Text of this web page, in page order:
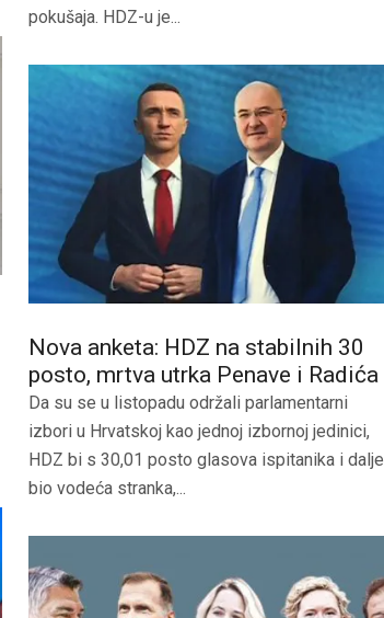
pokušaja. HDZ-u je...
Nova anketa: HDZ na stabilnih 30
posto, mrtva utrka Penave i Radića
Da su se u listopadu održali parlamentarni
izbori u Hrvatskoj kao jednoj izbornoj jedinici,
HDZ bi s 30,01 posto glasova ispitanika i dalje
bio vodeća stranka,...